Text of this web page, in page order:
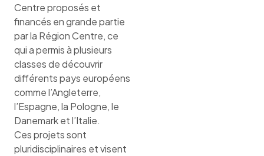
Centre proposés et
financés en grande partie
par la Région Centre, ce
qui a permis à plusieurs
classes de découvrir
différents pays européens
comme l’Angleterre,
l’Espagne, la Pologne, le
Danemark et l’Italie.
Ces projets sont
pluridisciplinaires et visent